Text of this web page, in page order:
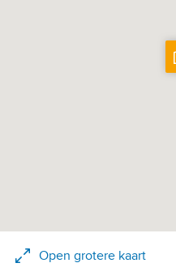
Open grotere kaart